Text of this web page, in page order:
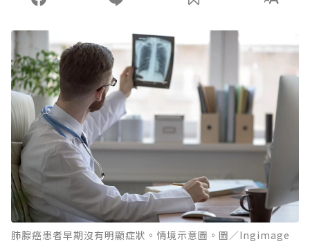
肺腺癌患者早期沒有明顯症狀。情境示意圖。圖／Ingimage